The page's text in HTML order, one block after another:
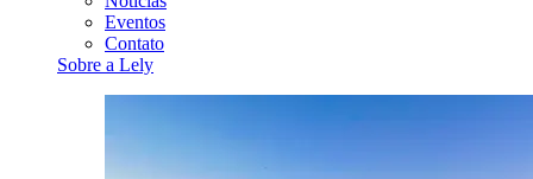
Eventos
Contato
Sobre a Lely